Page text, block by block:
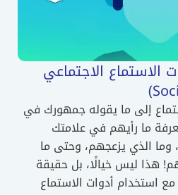
الاستماع الاجتماعي
إلى ما يقوله جمهورك في
ما رأيهم في علامتك
وما الذي يزعجهم، وحتى ما
هذا ليس خيالًا، بل حقيقة
استخدام أدوات الاستماع